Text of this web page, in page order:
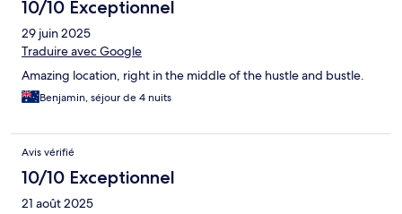
10/10 Exceptionnel
29 juin 2025
Traduire avec Google
Amazing location, right in the middle of the hustle and bustle.
Benjamin, séjour de 4 nuits
Avis vérifié
10/10 Exceptionnel
21 août 2025